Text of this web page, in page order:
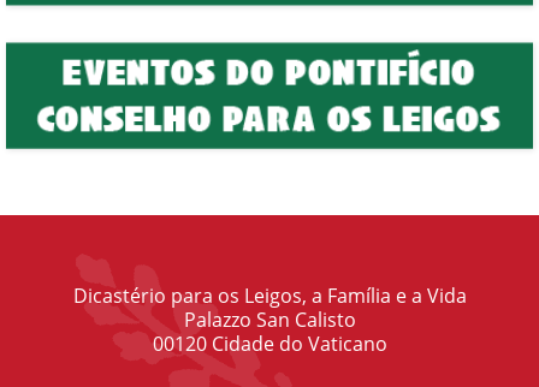
Dicastério para os Leigos, a Família e a Vida
Palazzo San Calisto
00120 Cidade do Vaticano